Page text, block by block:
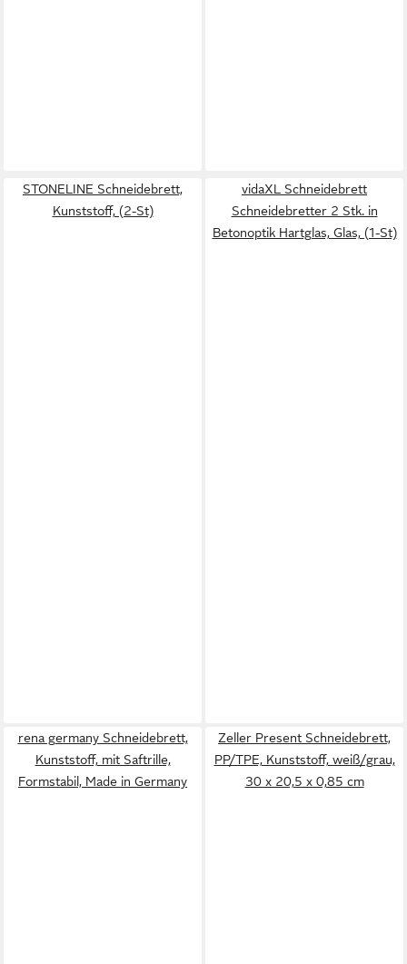
STONELINE Schneidebrett,
Kunststoff, (2-St)
vidaXL Schneidebrett
Schneidebretter 2 Stk. in
Betonoptik Hartglas, Glas, (1-St)
rena germany Schneidebrett,
Kunststoff, mit Saftrille,
Formstabil, Made in Germany
Zeller Present Schneidebrett,
PP/TPE, Kunststoff, weiß/grau,
30 x 20,5 x 0,85 cm